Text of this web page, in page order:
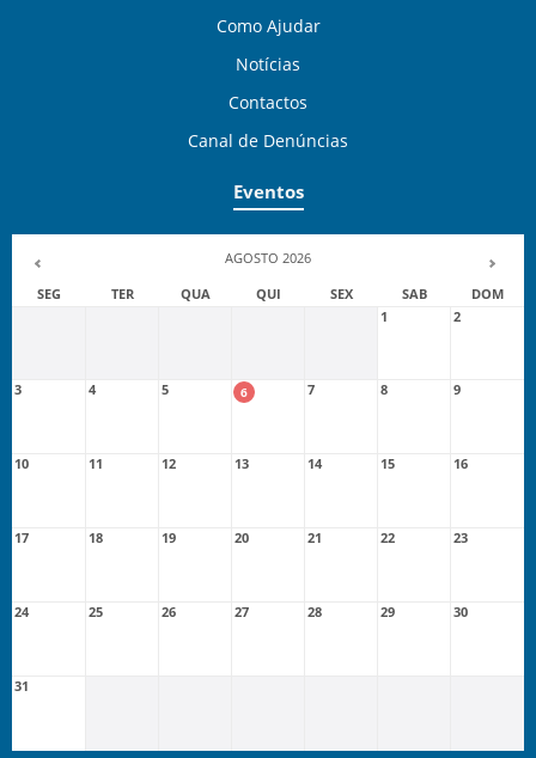
Como Ajudar
Notícias
Contactos
Canal de Denúncias
Eventos
AGOSTO 2026
SEG
TER QUA QUI SEX SAB
DOM
1
2
3 4 5 6 7 8 9
10 11 12 13 14 15 16
17 18 19 20 21 22 23
24 25 26 27 28 29 30
31